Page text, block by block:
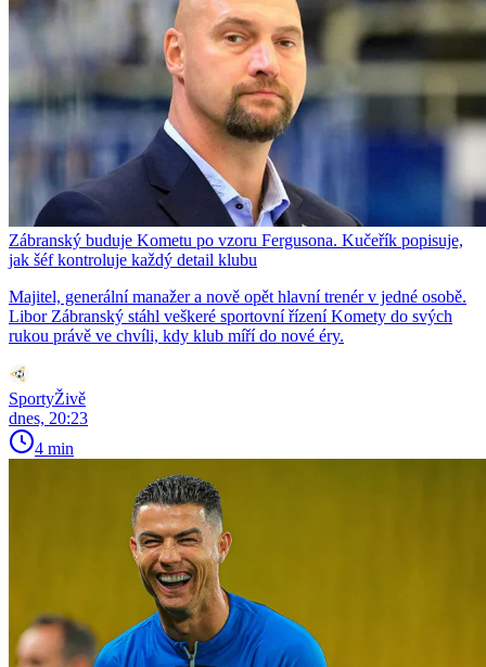
Zábranský buduje Kometu po vzoru Fergusona. Kučeřík popisuje,
jak šéf kontroluje každý detail klubu
Majitel, generální manažer a nově opět hlavní trenér v jedné osobě.
Libor Zábranský stáhl veškeré sportovní řízení Komety do svých
rukou právě ve chvíli, kdy klub míří do nové éry.
SportyŽivě
dnes, 20:23
4 min